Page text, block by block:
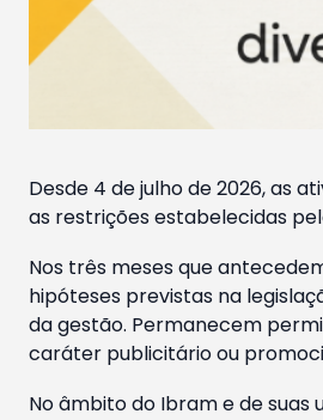
Desde 4 de julho de 2026, as
as restrições estabelecidas
Nos três meses que
hipóteses previstas na
da gestão. Permanecem
caráter publicitário ou
No âmbito do Ibram e de suas